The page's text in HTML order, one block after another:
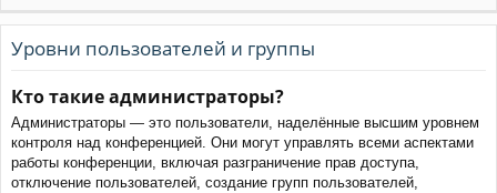
Уровни пользователей и группы
Кто такие администраторы?
Администраторы — это пользователи, наделённые высшим уровнем
контроля над конференцией. Они могут управлять всеми аспектами
работы конференции, включая разграничение прав доступа,
отключение пользователей, создание групп пользователей,